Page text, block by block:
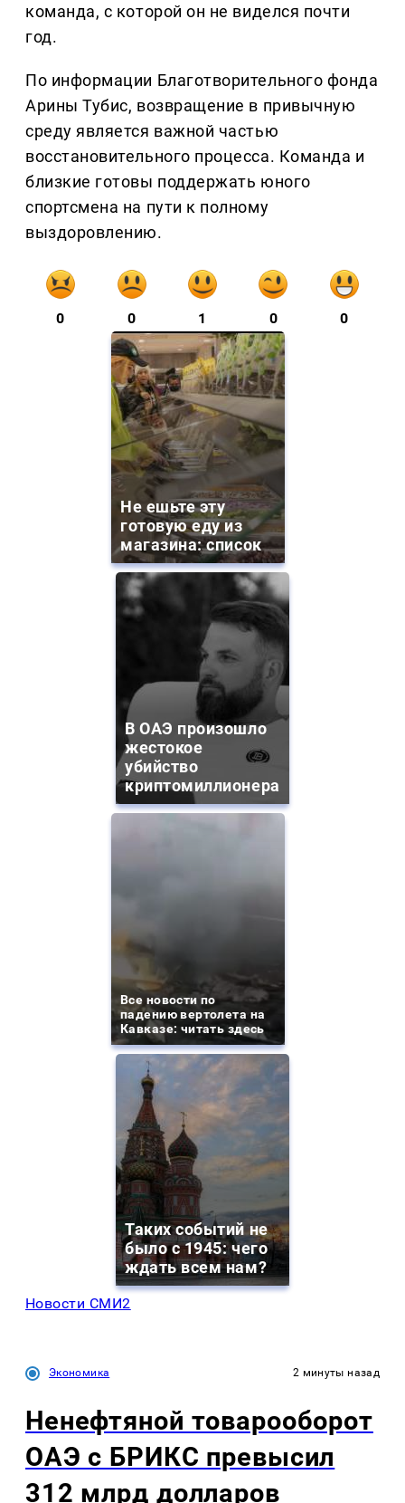
команда, с которой он не виделся почти
год.
По информации Благотворительного фонда
Арины Тубис, возвращение в привычную
среду является важной частью
восстановительного процесса. Команда и
близкие готовы поддержать юного
спортсмена на пути к полному
выздоровлению.
0 0 1 0 0
Не ешьте эту
готовую еду из
магазина: список
В ОАЭ произошло
жестокое
убийство
криптомиллионера
Все новости по
падению вертолета на
Кавказе: читать здесь
Таких событий не
было с 1945: чего
ждать всем нам?
Новости СМИ2
Экономика 2 минуты назад
Ненефтяной товарооборот
ОАЭ с БРИКС превысил
312 млрд долларов